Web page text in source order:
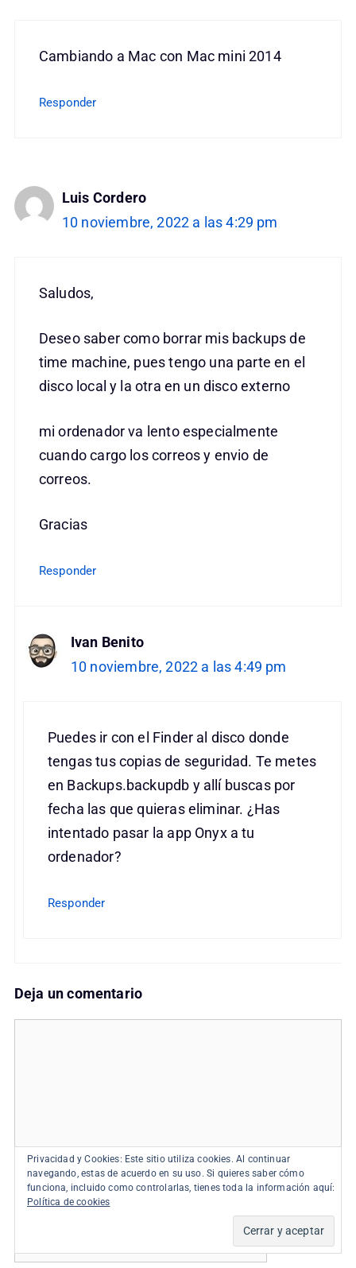
Cambiando a Mac con Mac mini 2014
Responder
Luis Cordero
10 noviembre, 2022 a las 4:29 pm
Saludos,
Deseo saber como borrar mis backups de
time machine, pues tengo una parte en el
disco local y la otra en un disco externo
mi ordenador va lento especialmente
cuando cargo los correos y envio de
correos.
Gracias
Responder
Ivan Benito
10 noviembre, 2022 a las 4:49 pm
Puedes ir con el Finder al disco donde
tengas tus copias de seguridad. Te metes
en Backups.backupdb y allí buscas por
fecha las que quieras eliminar. ¿Has
intentado pasar la app Onyx a tu
ordenador?
Responder
Deja un comentario
Privacidad y Cookies: Este sitio utiliza cookies. Al continuar
navegando, estas de acuerdo en su uso. Si quieres saber cómo
funciona, incluido como controlarlas, tienes toda la información aquí:
Política de cookies